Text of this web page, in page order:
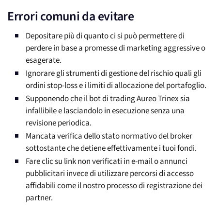
Errori comuni da evitare
Depositare più di quanto ci si può permettere di
perdere in base a promesse di marketing aggressive o
esagerate.
Ignorare gli strumenti di gestione del rischio quali gli
ordini stop-loss e i limiti di allocazione del portafoglio.
Supponendo che il bot di trading Aureo Trinex sia
infallibile e lasciandolo in esecuzione senza una
revisione periodica.
Mancata verifica dello stato normativo del broker
sottostante che detiene effettivamente i tuoi fondi.
Fare clic su link non verificati in e-mail o annunci
pubblicitari invece di utilizzare percorsi di accesso
affidabili come il nostro processo di registrazione dei
partner.